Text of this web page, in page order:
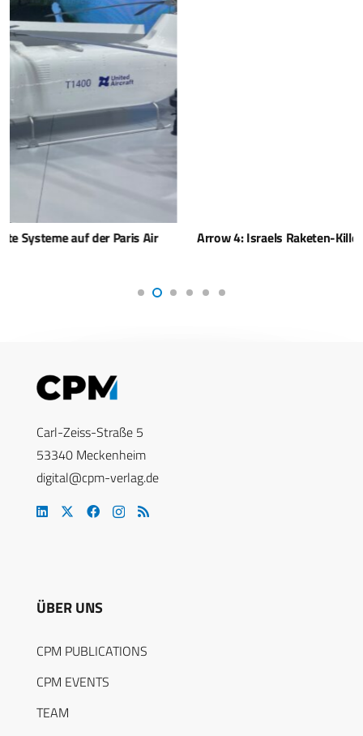
Arrow 4: Israels Raketen-Killer bereit für Hyperschall!
Carl-Zeiss-Straße 5
53340 Meckenheim
digital@cpm-verlag.de
ÜBER UNS
CPM PUBLICATIONS
CPM EVENTS
TEAM